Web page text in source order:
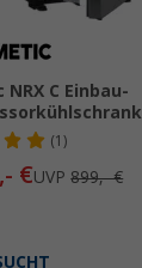
C Einbau-
(1)
€UVP899,- €